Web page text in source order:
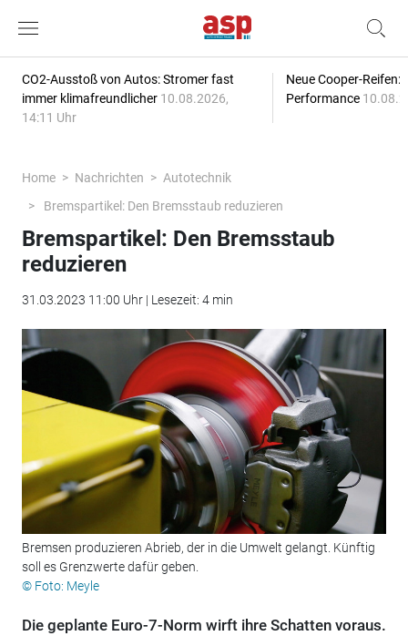
CO2-Ausstoß von Autos: Stromer fast
immer klimafreundlicher 10.08.2026,
14:11 Uhr
Neue Cooper-Reifen:
Performance
Home Nachrichten
Autotechnik
Bremspartikel: Den Bremsstaub reduzieren
Bremspartikel: Den Bremsstaub
reduzieren
31.03.2023 11:00 Uhr | Lesezeit: 4 min
Bremsen produzieren Abrieb, der in die Umwelt gelangt. Künftig
soll es Grenzwerte dafür geben.
© Foto: Meyle
Die geplante Euro-7-Norm wirft ihre Schatten voraus.